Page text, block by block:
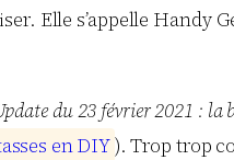
Elle s’appelle Handy
du 23 février 2021 : la
asses enDIY). Trop trop